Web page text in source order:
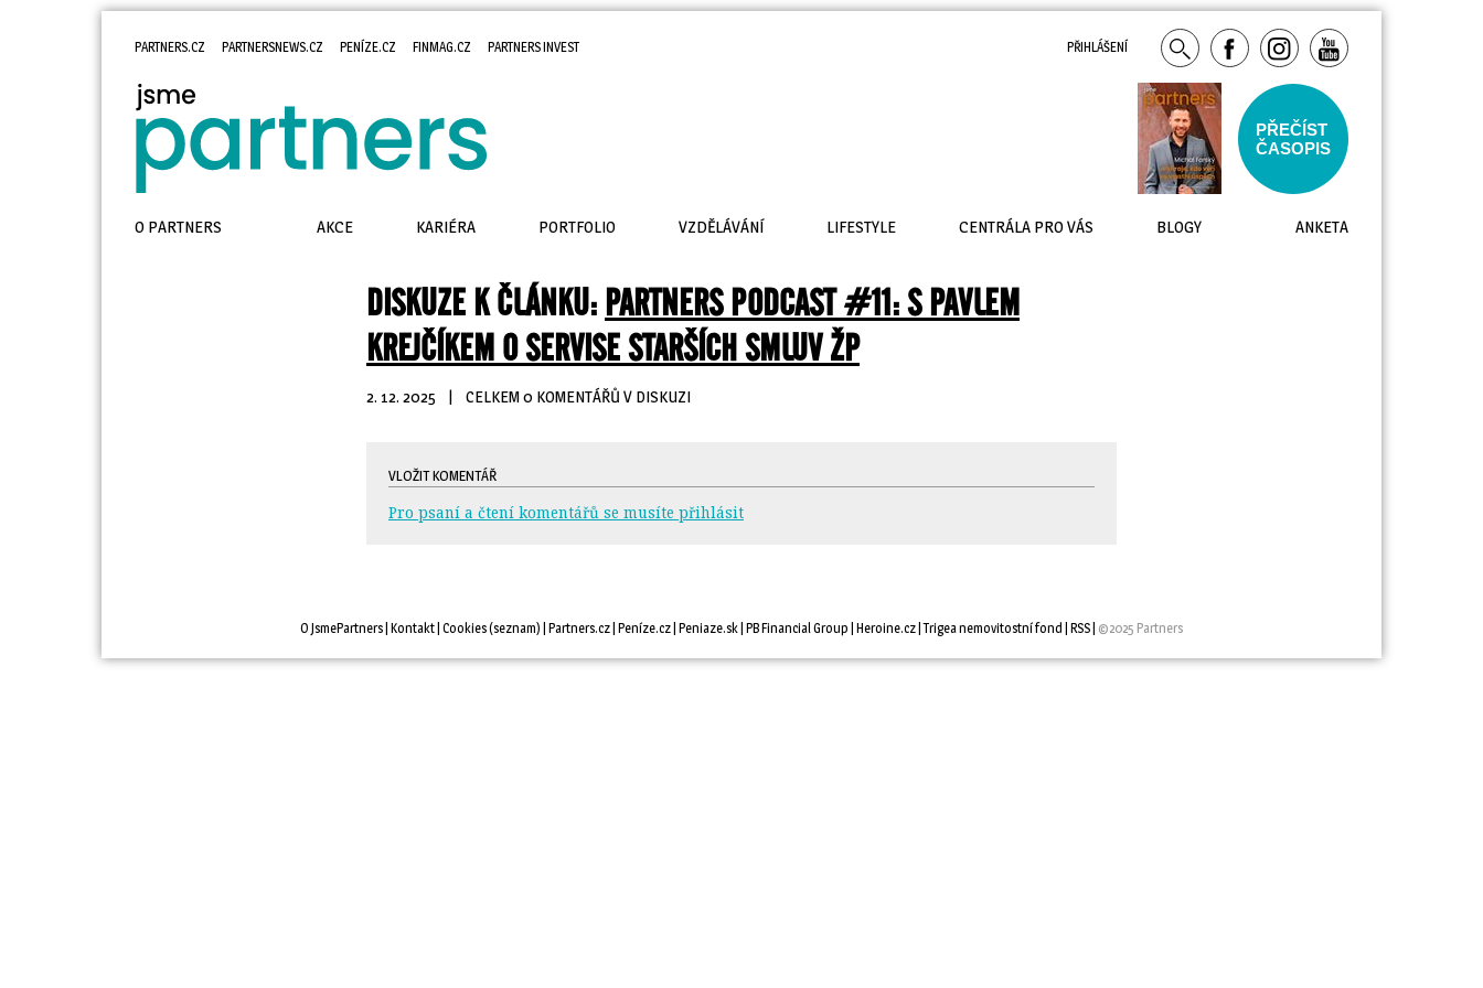
DISKUZE K ČLÁNKU:PARTNERS PODCAST #11: S PAVLEM
KREJČÍKEM O SERVISE STARŠÍCH SMLUV ŽP
2. 12. 2025 | CELKEM 0 KOMENTÁŘŮ V DISKUZI
VLOŽIT KOMENTÁŘ
Pro psaní a čtení komentářů se musíte přihlásit
PARTNERS.CZ PARTNERSNEWS.CZ PENÍZE.CZ FINMAG.CZ PARTNERS INVEST PŘIHLÁŠENÍ
PŘEČÍST
ČASOPIS
O PARTNERS AKCE KARIÉRA PORTFOLIO VZDĚLÁVÁNÍ LIFESTYLE CENTRÁLA PRO VÁS BLOGY ANKETA
O JsmePartners Kontakt Cookies(seznam) | Partners.cz Peníze.cz Peniaze.sk PB Financial Group Heroine.cz | Trigea nemovitostní fond RSS ©2025 Partners